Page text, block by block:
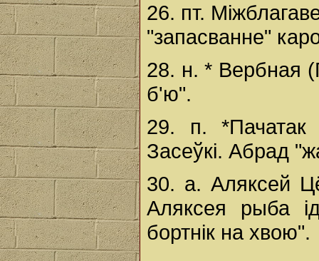
26. пт.
"запасванне"
28. н. * Вербная
б'ю".
29. п. *Пачатак
Засеўкі. Абрад
30. а. Аляксей
Аляксея рыба
бортнік на хвою".